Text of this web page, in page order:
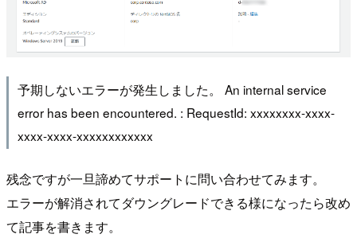
予期しないエラーが発生しました。 An internal service
error has been encountered. : RequestId: xxxxxxxx-xxxx-
xxxx-xxxx-xxxxxxxxxxxx
残念ですが一旦諦めてサポートに問い合わせてみます。
エラーが解消されてダウングレードできる様になったら改め
て記事を書きます。